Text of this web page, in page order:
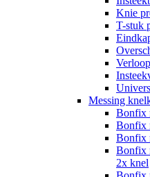
Knie
T-stuk
Messing
Bonfix
Bonfix
Bonfix
Bonfix
2x knel